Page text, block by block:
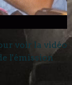
voir la vidéo
l'émission